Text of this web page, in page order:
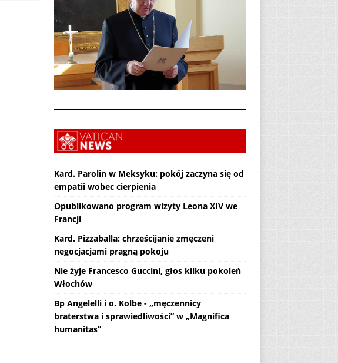
Kard. Parolin w Meksyku: pokój zaczyna się od
empatii wobec cierpienia
Opublikowano program wizyty Leona XIV we
Francji
Kard. Pizzaballa: chrześcijanie zmęczeni
negocjacjami pragną pokoju
Nie żyje Francesco Guccini, głos kilku pokoleń
Włochów
Bp Angelelli i o. Kolbe - „męczennicy
braterstwa i sprawiedliwości” w „Magnifica
humanitas”